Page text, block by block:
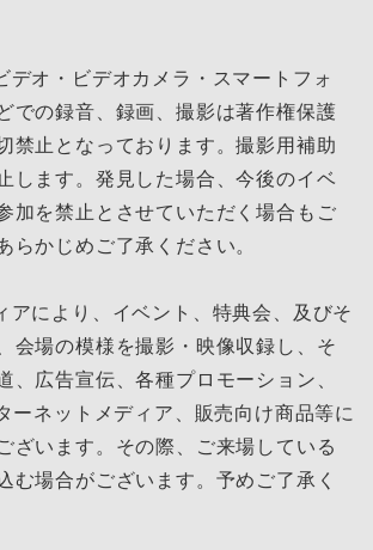
オ・ビデオカメラ・スマートフォ
での録音、録画、撮影は著作権保護
禁止となっております。撮影用補助
します。発見した場合、今後のイベ
加を禁止とさせていただく場合もご
らかじめご了承ください。
により、イベント、特典会、及びそ
会場の模様を撮影・映像収録し、そ
、広告宣伝、各種プロモーション、
ーネットメディア、販売向け商品等に
ざいます。その際、ご来場している
む場合がございます。予めご了承く